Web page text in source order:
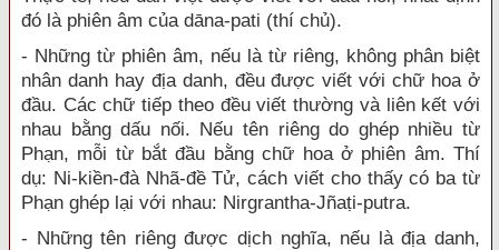
đó là phiên âm của dāna-pati (thí chủ).
- Những từ phiên âm, nếu là từ riêng, không phân biệt
nhân danh hay địa danh, đều được viết với chữ hoa ở
đầu. Các chữ tiếp theo đều viết thường và liên kết với
nhau bằng dấu nối. Nếu tên riêng do ghép nhiều từ
Phạn, mỗi từ bắt đầu bằng chữ hoa ở phiên âm. Thí
dụ: Ni-kiền-đà Nhã-đề Tử, cách viết cho thấy có ba từ
Phạn ghép lại với nhau: Nirgrantha-Jñaṭi-putra.
- Những tên riêng được dịch nghĩa, nếu là địa danh,